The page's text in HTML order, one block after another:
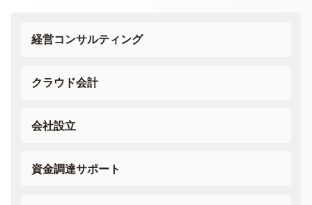
経営コンサルティング
クラウド会計
会社設立
資金調達サポート